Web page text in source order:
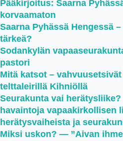
Pääkirjoitus: Saarna
korvaamaton
Saarna Pyhässä Hengessä
tärkeä?
Sodankylän
pastori
Mitä katsot –
telttaleirillä Kihniöllä
Seurakunta vai
havaintoja vapaakirkollisen
herätysvaiheista ja
Miksi uskon? — ”Aivan